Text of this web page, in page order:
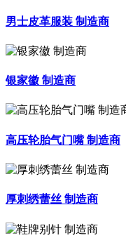
男士皮革服装 制造商
银家徽 制造商
高压轮胎气门嘴 制造商
厚刺绣蕾丝 制造商